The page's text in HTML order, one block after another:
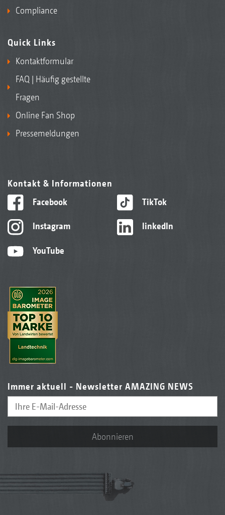
Compliance
Quick Links
Kontaktformular
FAQ | Häufig gestellte
Fragen
Online Fan Shop
Pressemeldungen
Kontakt & Informationen
Facebook
Instagram
YouTube
TikTok
linkedIn
Immer aktuell - Newsletter AMAZING NEWS
Abonnieren